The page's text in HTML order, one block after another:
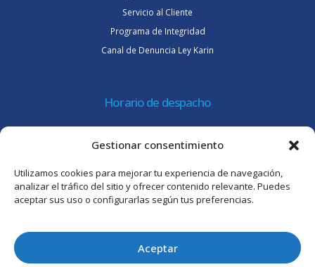
Gestionar consentimiento
Utilizamos cookies para mejorar tu experiencia de navegación,
analizar el tráfico del sitio y ofrecer contenido relevante. Puedes
aceptar sus uso o configurarlas según tus preferencias.
Aceptar
Servicio al Cliente
Programa de Integridad
Canal de Denuncia Ley Karin
Horario de despacho
Viernes 8:30 a 15:30 hrs.
Atención al cliente